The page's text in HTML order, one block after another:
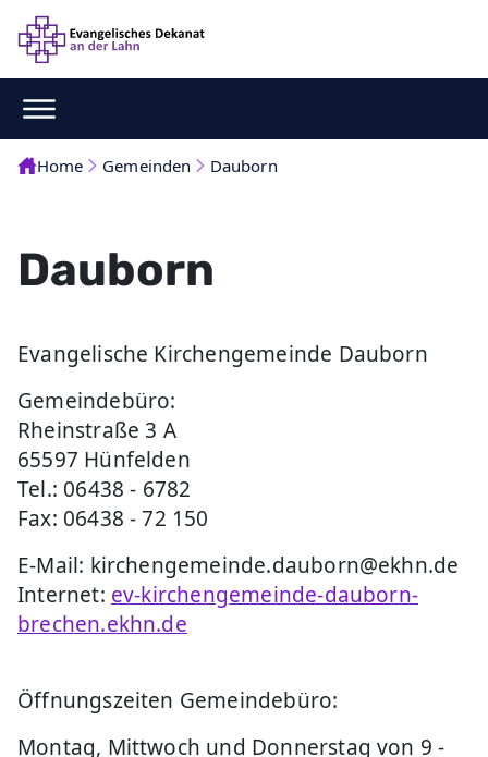
Home Gemeinden Dauborn
Dauborn
Evangelische Kirchengemeinde Dauborn
Gemeindebüro:
Rheinstraße 3 A
65597 Hünfelden
Tel.: 06438 - 6782
Fax: 06438 - 72 150
E-Mail: kirchengemeinde.dauborn@ekhn.de
Internet: ev-kirchengemeinde-dauborn-
brechen.ekhn.de
Öffnungszeiten Gemeindebüro:
Montag, Mittwoch und Donnerstag von 9 -